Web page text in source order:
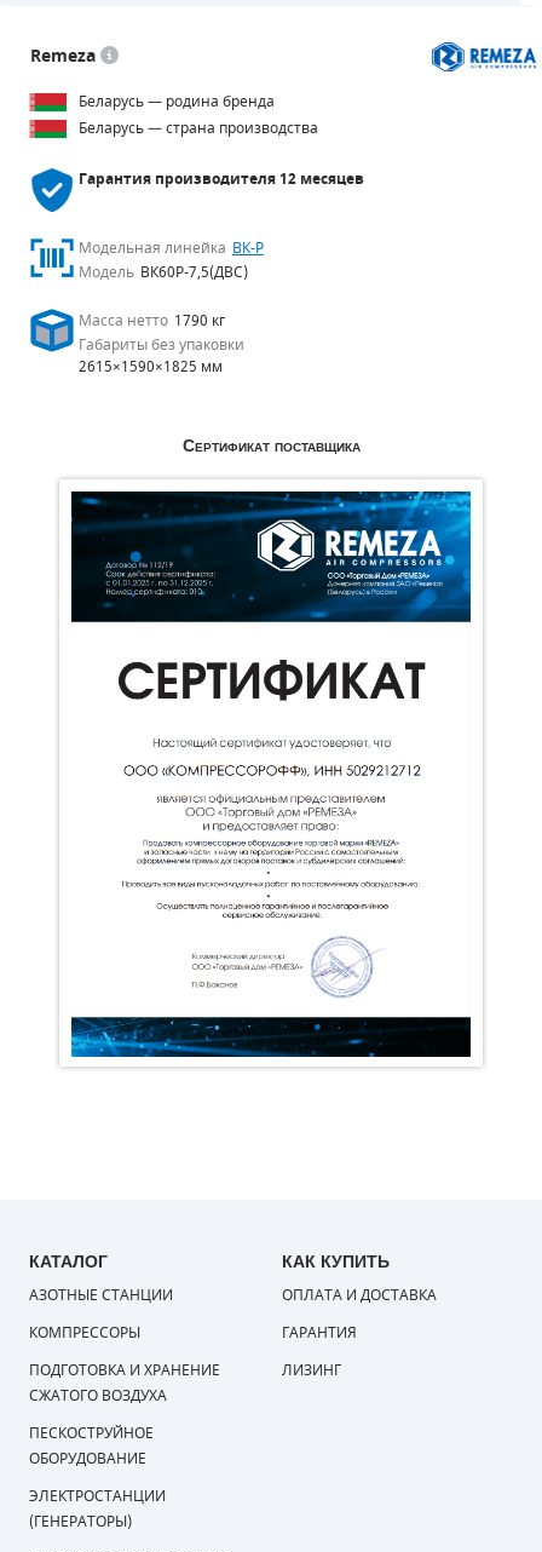
Remeza
Беларусь — родина бренда
Беларусь — страна производства
Гарантия производителя12 месяцев
Модельная линейка ВК-Р
Модель ВК60Р-7,5(ДВС)
Масса нетто 1790 кг
Габариты без упаковки
2615×1590×1825 мм
Сертификат поставщика
КАТАЛОГ
АЗОТНЫЕ СТАНЦИИ
КОМПРЕССОРЫ
ПОДГОТОВКА И ХРАНЕНИЕ
СЖАТОГО ВОЗДУХА
ПЕСКОСТРУЙНОЕ
ОБОРУДОВАНИЕ
ЭЛЕКТРОСТАНЦИИ
(ГЕНЕРАТОРЫ)
КАК КУПИТЬ
ОПЛАТА И ДОСТАВКА
ГАРАНТИЯ
ЛИЗИНГ